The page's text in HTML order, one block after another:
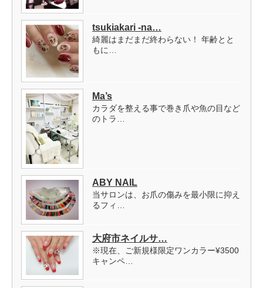
tsukiakari -na…
綺麗はまだまだ終わらない！ 年齢とと
もに…
Ma’s
カラダを整える事で巻き爪や魚の目など
のトラ…
ABY NAIL
当サロンは、お爪の傷みを最小限に抑え
るフィ…
大府市ネイルサ…
※現在、ご新規様限定ワンカラー¥3500
キャンペ…